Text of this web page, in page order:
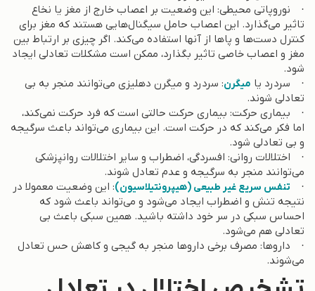
· نوروپاتی محیطی: این وضعیت بر اعصاب خارج از مغز یا نخاع
تاثیر می‌گذارد. این اعصاب حامل سیگنال‌هایی هستند که مغز برای
کنترل دست‌ها و پاها از آنها استفاده می‌کند. اگر چیزی بر ارتباط بین
مغز و اعصاب خاصی تاثیر بگذارد، ممکن است مشکلات تعادلی ایجاد
شود.
· سردرد یا میگرن: سردرد و میگرن دهلیزی می‌توانند منجر به بی
تعادلی شوند.
· بیماری حرکت: بیماری حرکت حالتی است که فرد حرکت نمی‌کند،
اما فکر می‌کند که در حرکت است. این بیماری می‌تواند باعث سرگیجه
و بی تعادلی شود.
· اختلالات روانی: افسردگی، اضطراب و سایر اختلالات روانپزشکی
می‌توانند منجر به سرگیجه و عدم تعادل شوند.
· تنفس سریع غیر طبیعی (هیپرونتیلاسیون): این وضعیت معمولا در
نتیجه تنش و اضطراب ایجاد می‌شود و می‌تواند باعث شود که
احساس سبکی در سر خود داشته باشید. همین سبکی باعث بی
تعادلی هم می‌شود.
· داروها: مصرف برخی داروها منجر به گیجی و کاهش حس تعادل
می‌شوند.